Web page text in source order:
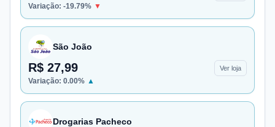
Variação: -19.79% ▼
São João
R$ 27,99 Ver loja
Variação: 0.00% ▲
Drogarias Pacheco